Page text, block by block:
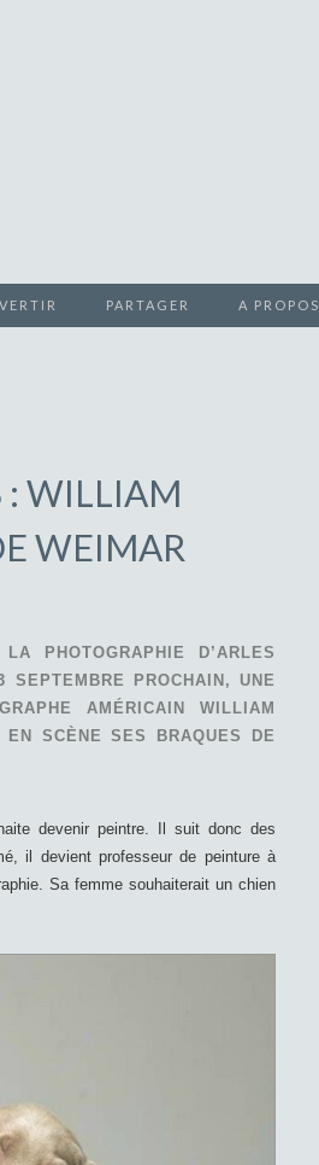
PARTAGER A PROPOS
: WILLIAM
WEIMAR
PHOTOGRAPHIE D’ARLES
PROCHAIN, UNE
AMÉRICAIN WILLIAM
EN SCÈNE SES BRAQUES DE
devenir peintre. Il suit donc des
il devient professeur de peinture à
Sa femme souhaiterait un chien